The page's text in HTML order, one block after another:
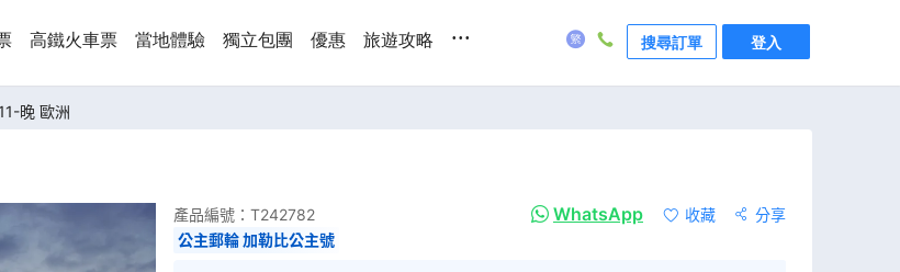
高鐵火車票 當地體驗 獨立包團 優惠 旅遊攻略 ... 搜尋訂單 登入
晚 歐洲
產品編號： T242782 WhatsApp 收藏
分享
公主郵輪 加勒比公主號